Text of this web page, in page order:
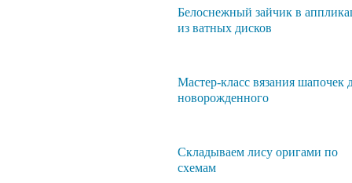
Белоснежный зайчик в
из ватных дисков
Мастер-класс вязания шапочек
новорожденного
Складываем лису оригами по
схемам